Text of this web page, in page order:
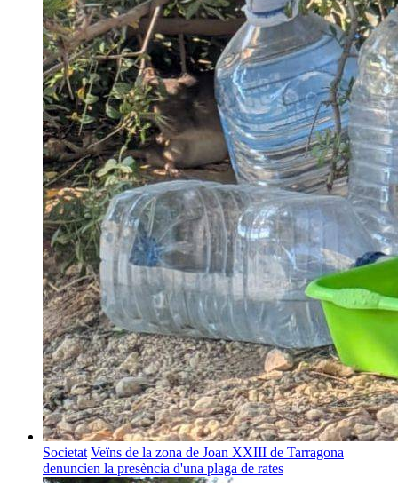
Societat Veïns de la zona de Joan XXIII de Tarragona
denuncien la presència d'una plaga de rates